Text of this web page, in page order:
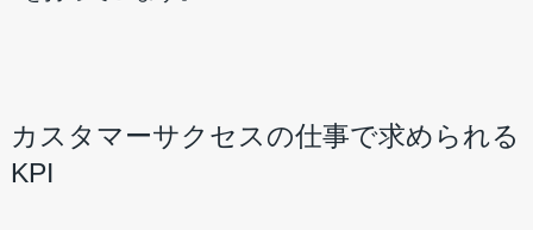
カスタマーサクセスの仕事で求められる
KPI